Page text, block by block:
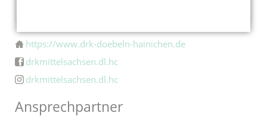
https://www.drk-doebeln-hainichen.de
drkmittelsachsen.dl.hc
drkmittelsachsen.dl.hc
Ansprechpartner